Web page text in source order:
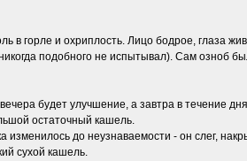
горле и охриплость. Лицо бодрое, глаза
подобного не испытывал). Сам озноб
будет улучшение, а завтра в течение
остаточный кашель.
до неузнаваемости - он слег,
сухой кашель.